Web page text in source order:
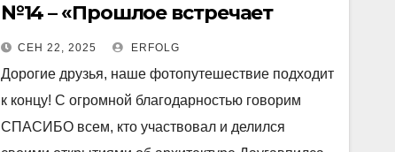
№14 – «Прошлое встречает
настоящее»
СЕН 22, 2025 ERFOLG
Дорогие друзья, наше фотопутешествие подходит
к концу! С огромной благодарностью говорим
СПАСИБО всем, кто участвовал и делился